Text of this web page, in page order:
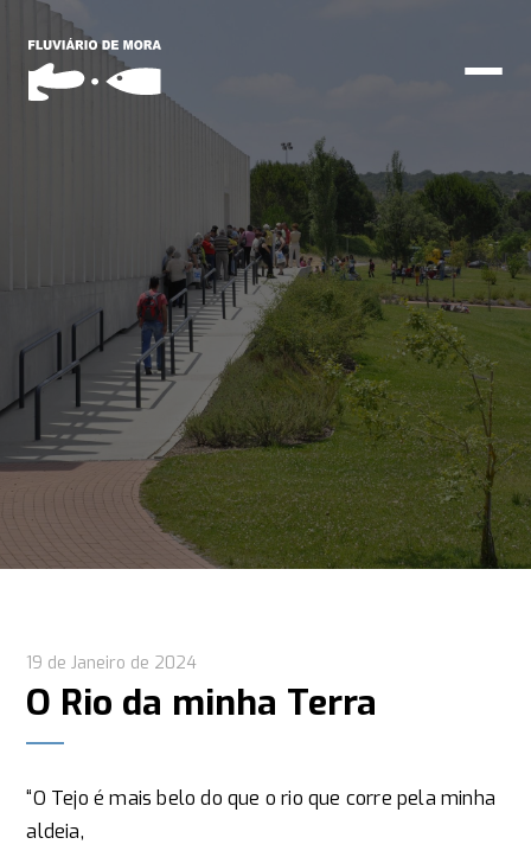
19 de Janeiro de 2024
O Rio da minha Terra
“O Tejo é mais belo do que o rio que corre pela minha
aldeia,